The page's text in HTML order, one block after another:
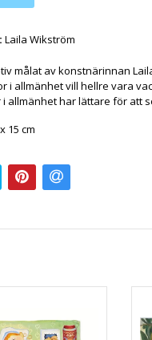
Laila Wikström
målat av konstnärinnan
i allmänhet vill hellre vara
allmänhet har lättare för att
15 cm